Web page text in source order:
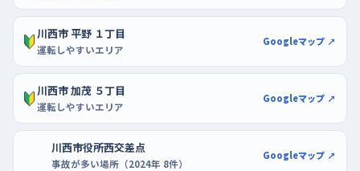
川西市 平野 １丁目
運転しやすいエリア
Googleマップ ↗
川西市 加茂 ５丁目
運転しやすいエリア
Googleマップ ↗
川西市役所西交差点
事故が多い場所（2024年 8件）
Googleマップ ↗